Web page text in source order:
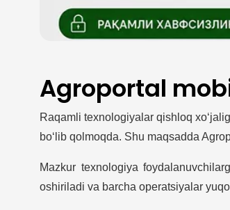
Agroportal
Raqamli texnologiyalar qishloq
bo‘lib qolmoqda. Shu maqsadda
Mazkur texnologiya
oshiriladi va barcha operatsiyalar